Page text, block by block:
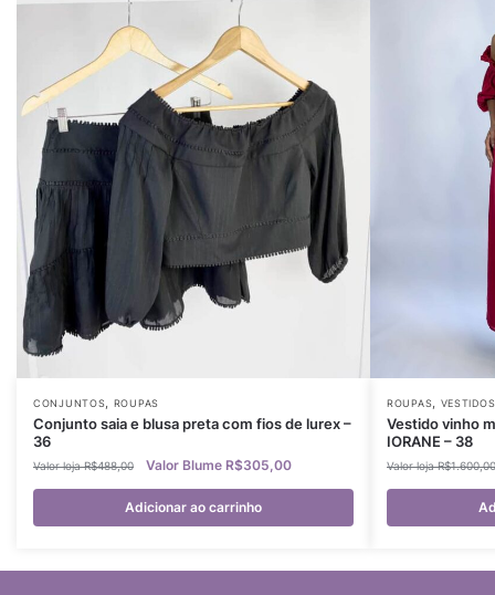
CONJUNTOS, ROUPAS
Conjunto saia e blusa preta com fios de lurex –
36
R$488,00 R$305,00
Adicionar ao carrinho
ROUPAS, VESTIDOS
Vestido vinho
IORANE – 38
R$1.600,00